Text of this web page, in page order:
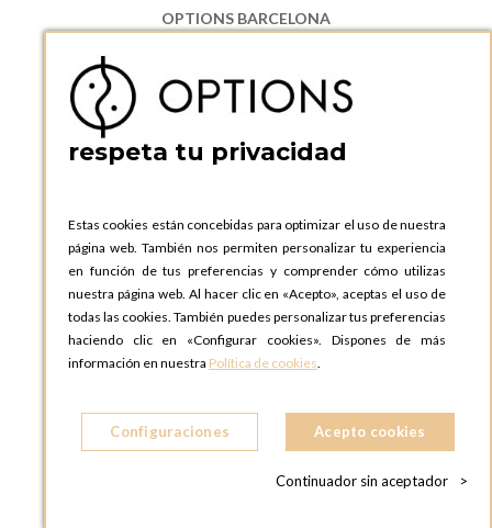
OPTIONS BARCELONA
08130 Santa Perpetua de Moguda, Barcelona
ESPAñA
Teléfono:
+34 935 724 041
OPTIONS BARCELONA SHOWROOM
ESPAñA
Teléfono:+34 935 724 041
OPTIONS MADRID
C. Lucio Emilio Cándido, 6,
28803 Alcalá de Henares, Madrid
ESPAñA
OPTIONS MADRID SHOWROOM
28004 MADRID
respeta tu privacidad
Estas cookies están concebidas para optimizar el uso de nuestra
página web. También nos permiten personalizar tu experiencia
en función de tus preferencias y comprender cómo utilizas
nuestra página web. Al hacer clic en «Acepto», aceptas el uso de
todas las cookies. También puedes personalizar tus preferencias
haciendo clic en «Configurar cookies». Dispones de más
información en nuestra Política de cookies.
Configuraciones Acepto cookies
Continuador sin aceptador >